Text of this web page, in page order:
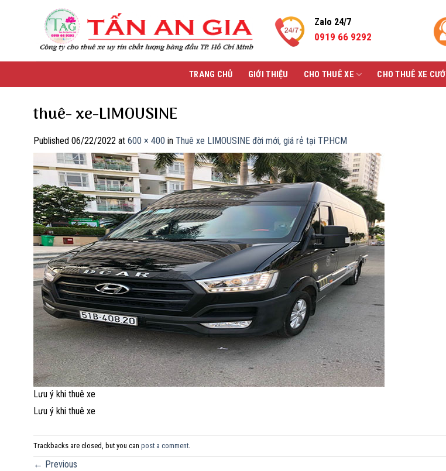
Zalo 24/7
0919 66 9292
TRANG CHỦ GIỚI THIỆU CHO THUÊ XE CHO THUÊ XE CƯỚI
thuê- xe-LIMOUSINE
Published 06/22/2022 at 600 × 400 in Thuê xe LIMOUSINE đời mới, giá rẻ tại TP.HCM
Lưu ý khi thuê xe
Lưu ý khi thuê xe
Trackbacks are closed, but you can post a comment
← Previous